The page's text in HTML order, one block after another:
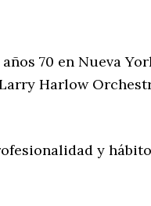
70 en Nueva
Harlow
y